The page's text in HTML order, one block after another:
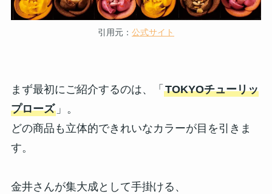
引用元： 公式サイト
まず最初にご紹介するのは、「 TOKYOチューリッ
プローズ」。
どの商品も立体的できれいなカラーが目を引きま
す。
金井さんが集大成として手掛ける、